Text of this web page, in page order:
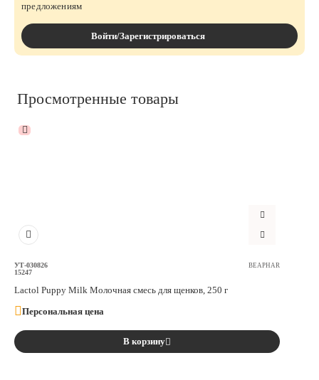
предложениям
Войти/Зарегистрироваться
Просмотренные товары
УТ-030826
15247
BEAPHAR
Lactol Puppy Milk Молочная смесь для щенков, 250 г
Персональная цена
В корзину